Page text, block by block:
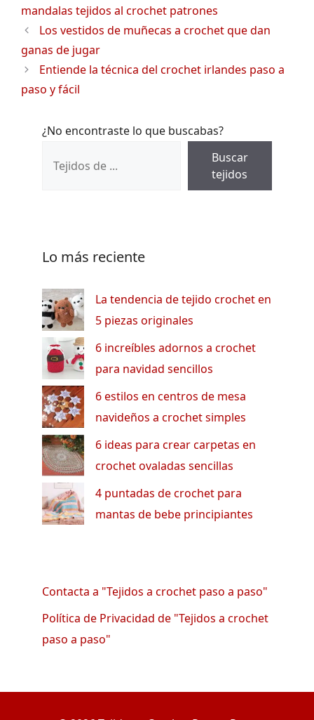
mandalas tejidos al crochet patrones
Los vestidos de muñecas a crochet que dan
ganas de jugar
Entiende la técnica del crochet irlandes paso a
paso y fácil
¿No encontraste lo que buscabas?
Buscar
tejidos
Lo más reciente
La tendencia de tejido crochet en
5 piezas originales
6 increíbles adornos a crochet
para navidad sencillos
6 estilos en centros de mesa
navideños a crochet simples
6 ideas para crear carpetas en
crochet ovaladas sencillas
4 puntadas de crochet para
mantas de bebe principiantes
Contacta a "Tejidos a crochet paso a paso"
Política de Privacidad de "Tejidos a crochet
paso a paso"